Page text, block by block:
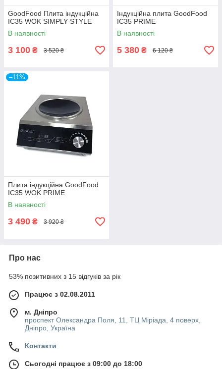
GoodFood Плита індукційна
IC35 WOK SIMPLY STYLE
В наявності
3 100 ₴ 3 520 ₴
Індукційна плита GoodFood
IC35 PRIME
В наявності
5 380 ₴ 6 120 ₴
–11%
Плита індукційна GoodFood
IC35 WOK PRIME
В наявності
3 490 ₴ 3 920 ₴
Про нас
53% позитивних з 15 відгуків за рік
Працює з 02.08.2011
м. Дніпро
проспект Олександра Поля, 11, ТЦ Міріада, 4 поверх,
Дніпро, Україна
Контакти
Сьогодні працює з 09:00 до 18:00